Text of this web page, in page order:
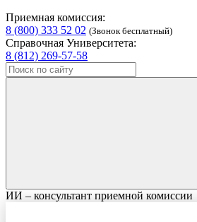
Приемная комиссия:
8 (800) 333 52 02 (Звонок бесплатный)
Справочная Университета:
8 (812) 269-57-58
ИИ – консультант приемной комиссии